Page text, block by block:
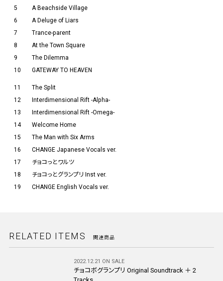
5
A Beachside Village
6
A Deluge of Liars
7
Trance-parent
8
At the Town Square
9
The Dilemma
10
GATEWAY TO HEAVEN
11
The Split
12
Interdimensional Rift -Alpha-
13
Interdimensional Rift -Omega-
14
Welcome Home
15
The Man with Six Arms
16
CHANGE Japanese Vocals ver.
17
チョコっとワルツ
18
チョコっとグランプリ Inst ver.
19
CHANGE English Vocals ver.
RELATED ITEMS 関連商品
2022.12.21 ON SALE
チョコボグランプリ Original Soundtrack ＋ 2